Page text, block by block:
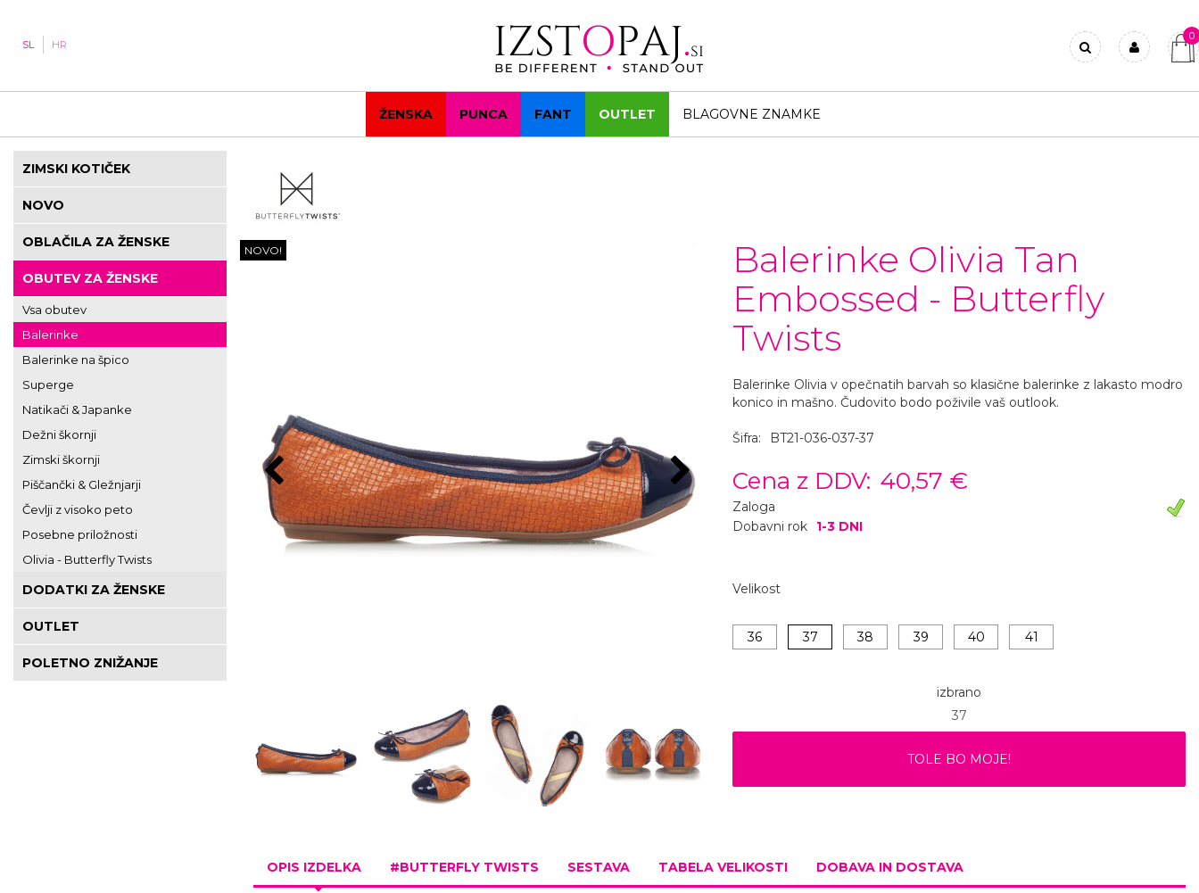
SL HR
0
ŽENSKA PUNCA FANT OUTLET BLAGOVNE ZNAMKE
ZIMSKI KOTIČEK
NOVO
OBLAČILA ZA ŽENSKE
OBUTEV ZA ŽENSKE
Vsa obutev
Balerinke
Balerinke na špico
Superge
Natikači & Japanke
Dežni škornji
Zimski škornji
Piščančki & Gležnjarji
Čevlji z visoko peto
Posebne priložnosti
Olivia - Butterfly Twists
DODATKI ZA ŽENSKE
OUTLET
POLETNO ZNIŽANJE
NOVO!
Balerinke Olivia Tan
Embossed - Butterfly
Twists
Balerinke Olivia v opečnatih barvah so klasične balerinke z lakasto modro
konico in mašno. Čudovito bodo poživile vaš outlook.
Šifra: BT21-036-037-37
Cena z DDV: 40,57 €
Zaloga
Dobavni rok
1-3 DNI
Velikost
36 37 38 39 40 41
izbrano
37
TOLE BO MOJE!
OPIS IZDELKA #BUTTERFLY TWISTS SESTAVA TABELA VELIKOSTI DOBAVA IN DOSTAVA